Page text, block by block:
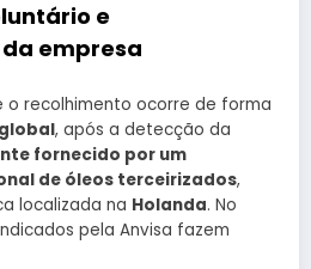
e
empresa
o recolhimento ocorre de forma
, após a detecção da
fornecido por um
de óleos terceirizados,
localizada na Holanda. No
pela Anvisa fazem